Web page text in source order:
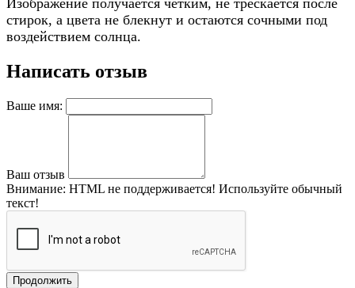
стирок, а цвета не блекнут и остаются сочными под
воздействием солнца.
Написать отзыв
Ваше имя:
Ваш отзыв
Внимание: HTML не поддерживается! Используйте обычный
текст!
Продолжить